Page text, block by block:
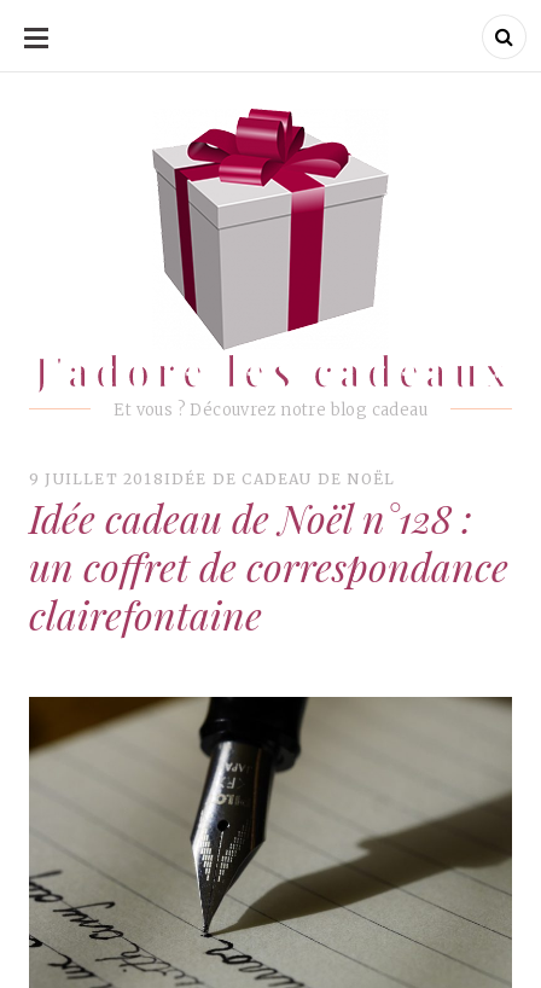
ALLER
CONTENU
J'adore les cadeaux
Et vous ? Découvrez notre blog cadeau
J'adore les cadeaux
9 JUILLET 2018 IDÉE DE CADEAU DE NOËL
Idée cadeau de Noël n°128 :
un coffret de correspondance
clairefontaine